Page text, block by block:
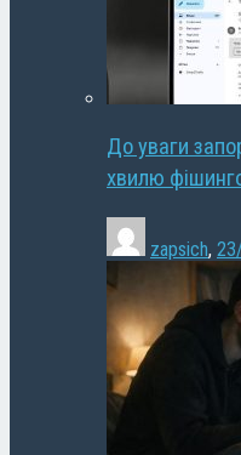
До уваги
хвилю
zapsich,